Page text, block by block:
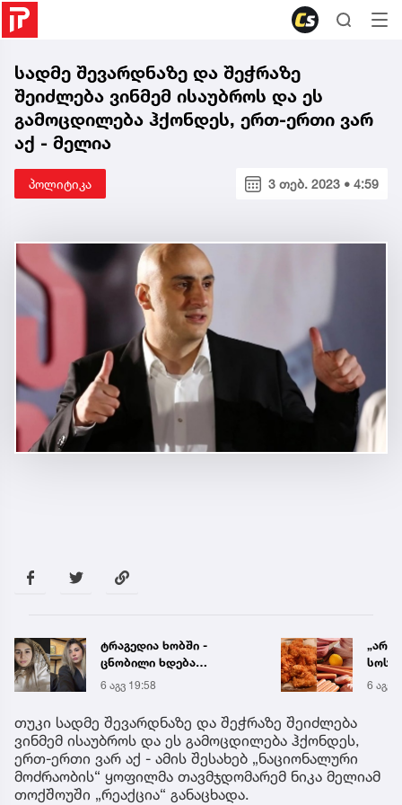
სადმე შევარდნაზე და შეჭრაზე
შეიძლება ვინმემ ისაუბროს და ეს
გამოცდილება ჰქონდეს, ერთ-ერთი ვარ
აქ - მელია
პოლიტიკა 3 თებ. 2023 • 4:59
„არის თითქმის ყველა
სოსისის, ძეხვის, ქათმის
„ნაგეთსებსა“ და
ნახევარფაბრიკატებში“ -
სურსათის უვნებლობის
სპეციალისტის მიმართვა
6 აგვ 15:07 6 აგვ
თუკი სადმე შევარდნაზე და შეჭრაზე შეიძლება
ვინმემ ისაუბროს და ეს გამოცდილება ჰქონდეს,
ერთ-ერთი ვარ აქ - ამის შესახებ „ნაციონალური
მოძრაობის“ ყოფილმა თავმჯდომარემ ნიკა მელიამ
თოქშოუში „რეაქცია“ განაცხადა.